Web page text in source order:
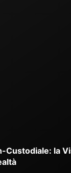
Custodiale: la